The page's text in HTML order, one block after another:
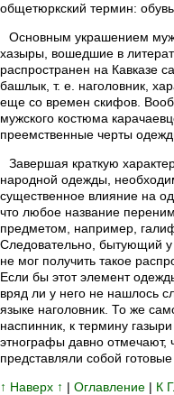
общетюркский термин:
Основным украшением
хазыры, вошедшие в
распространен на Кавказе
башлык, т. е. наголовник,
еще со времен скифов.
мужского костюма
преемственные черты
Завершая краткую
народной одежды,
существенное влияние на
что любое название
предметом, например,
Следовательно, бытующий
не мог получить такое
Если бы этот элемент
вряд ли у него не нашлось
языке наголовник. То же
наспинник, к термину
этнографы давно отмечают,
представляли собой
↑ Наверх ↑ | Оглавление | К